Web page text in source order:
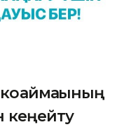
кеңейту